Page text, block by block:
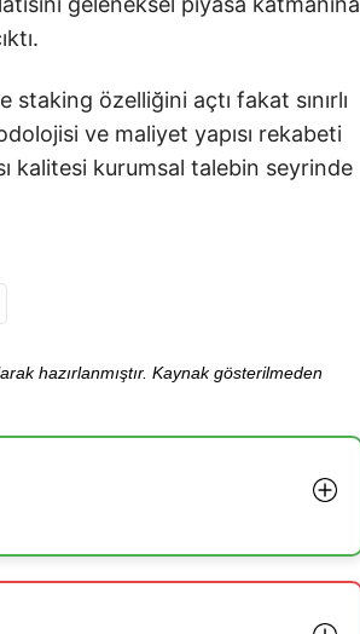
özelliğini açtı fakat sınırlı
ve maliyet yapısı rekabeti
kalitesi kurumsal talebin seyrinde
hazırlanmıştır. Kaynak gösterilmeden